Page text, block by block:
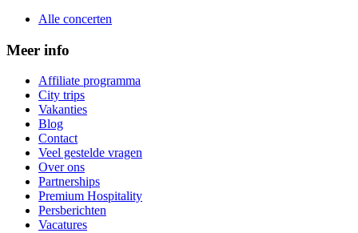
Alle concerten
Meer info
Affiliate programma
City trips
Vakanties
Blog
Contact
Veel gestelde vragen
Over ons
Partnerships
Premium Hospitality
Persberichten
Vacatures